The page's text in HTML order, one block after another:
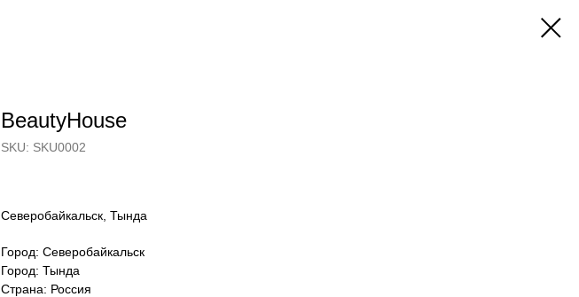
BeautyHouse
SKU: SKU0002
Северобайкальск, Тында
Город: Северобайкальск
Город: Тында
Страна: Россия